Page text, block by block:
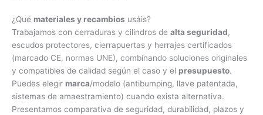
¿Qué materiales y recambios usáis?
Trabajamos con cerraduras y cilindros de alta seguridad,
escudos protectores, cierrapuertas y herrajes certificados
(marcado CE, normas UNE), combinando soluciones originales
y compatibles de calidad según el caso y el presupuesto.
Puedes elegir marca/modelo (antibumping, llave patentada,
sistemas de amaestramiento) cuando exista alternativa.
Presentamos comparativa de seguridad, durabilidad, plazos y